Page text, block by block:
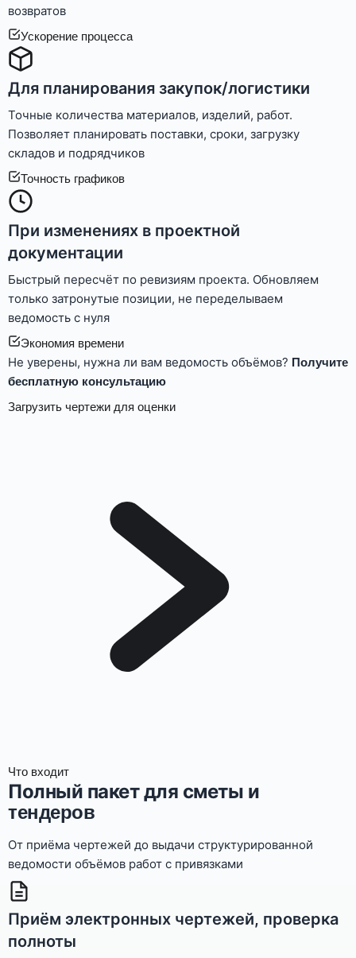
возвратов
Ускорение процесса
Для планирования закупок/логистики
Точные количества материалов, изделий, работ.
Позволяет планировать поставки, сроки, загрузку
складов и подрядчиков
Точность графиков
При изменениях в проектной
документации
Быстрый пересчёт по ревизиям проекта. Обновляем
только затронутые позиции, не переделываем
ведомость с нуля
Экономия времени
Не уверены, нужна ли вам ведомость объёмов? Получите
бесплатную консультацию
Загрузить чертежи для оценки
Что входит
Полный пакет для сметы и
тендеров
От приёма чертежей до выдачи структурированной
ведомости объёмов работ с привязками
Приём электронных чертежей, проверка
полноты